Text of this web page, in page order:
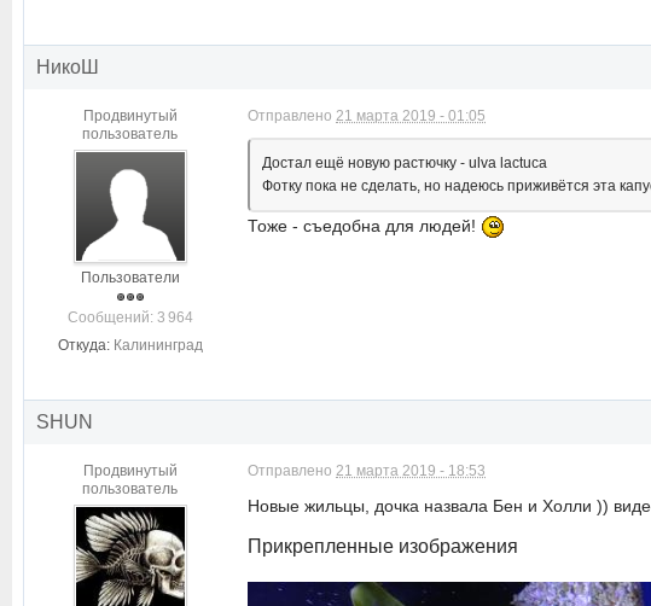
НикоШ
Продвинутый
пользователь
Пользователи
Cообщений: 3 964
Откуда: Калининград
Отправлено 21 марта 2019 - 01:05
Достал ещё новую растючку - ulva lactuca
Фотку пока не сделать, но надеюсь приживётся эта
Тоже - съедобна для людей!
SHUN
Продвинутый
пользователь
Отправлено 21 марта 2019 - 18:53
Новые жильцы, дочка назвала Бен и Холли ))
Прикрепленные изображения